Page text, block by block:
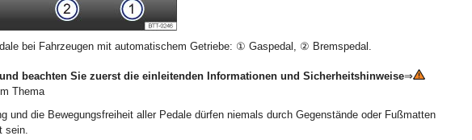
bei Fahrzeugen mit automatischem Getriebe: ① Gaspedal, ② Bremspedal.
beachten Sie zuerst die einleitenden Informationen und Sicherheitshinweise⇒
Thema
und die Bewegungsfreiheit aller Pedale dürfen niemals durch Gegenstände oder Fußmatten
sein.